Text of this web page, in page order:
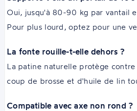
Oui, jusqu'à 80-90 kg par vantail
Pour plus lourd, optez pour une
La fonte rouille-t-elle dehors ?
La patine naturelle protège contre
coup de brosse et d'huile de lin
Compatible avec axe non rond ?